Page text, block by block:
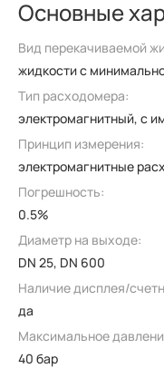
Основные
Вид перекачиваемой
жидкости с
Тип расходомера:
электромагнитный, с
Принцип измерения:
электромагнитные
Погрешность:
0.5%
Диаметр на выходе:
DN 25, DN 600
Наличие дисплея/
да
Максимальное
40 бар